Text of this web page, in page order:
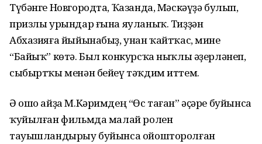
Түбәнге Новгородта, Ҡазанда, Мәскәүҙә булып,
призлы урындар ғына яуланыҡ. Тиҙҙән
Абхазияға йыйынабыҙ, унан ҡайтҡас, мине
“Байыҡ” көтә. Был конкурсҡа ныҡлы әҙерләнеп,
сыбыртҡы менән бейеү тәҡдим иттем.
Ә ошо айҙа М.Кәримдең “Өс таған” әҫәре буйынса
ҡуйылған фильмда малай ролен
тауышландырыу буйынса ойошторолған